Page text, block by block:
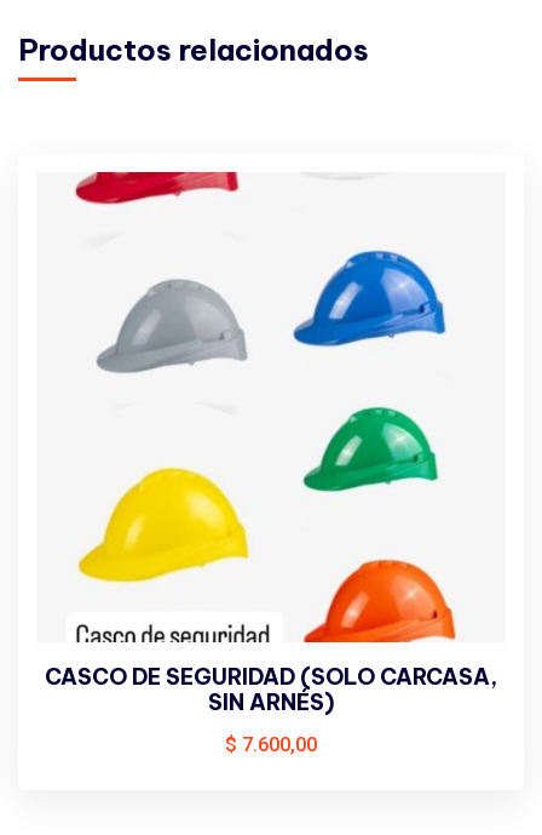
Productos relacionados
CASCO DE SEGURIDAD (SOLO CARCASA,
SIN ARNÉS)
$ 7.600,00